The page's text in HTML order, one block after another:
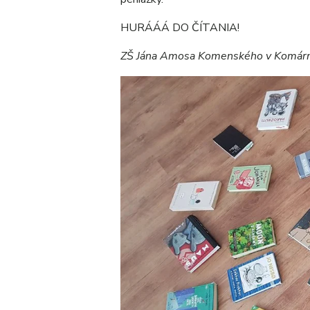
HURÁÁÁ DO ČÍTANIA!
ZŠ Jána Amosa Komenského v